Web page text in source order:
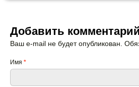
Добавить комментарий
Ваш e-mail не будет опубликован.
Имя *